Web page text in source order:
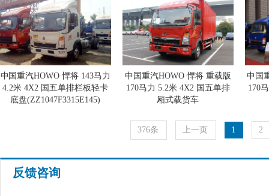
中国重汽HOWO 悍将 143马力
4.2米 4X2 国五单排栏板轻卡
底盘(ZZ1047F3315E145)
中国重汽HOWO 悍将 重载版
170马力 5.2米 4X2 国五单排
厢式载货车
中国
170
376条
上一页 1 2
反馈咨询